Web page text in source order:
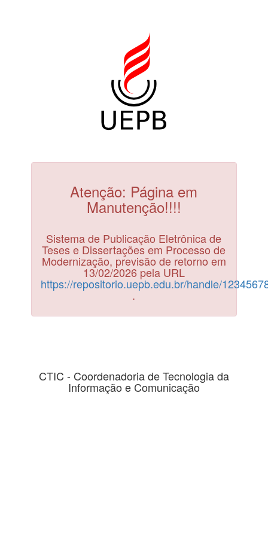
Atenção: Página em
Manutenção!!!!
Sistema de Publicação Eletrônica de
Teses e Dissertações em Processo de
Modernização, previsão de retorno em
13/02/2026 pela URL
https://repositorio.uepb.edu.br/handle/
.
CTIC - Coordenadoria de Tecnologia da
Informação e Comunicação